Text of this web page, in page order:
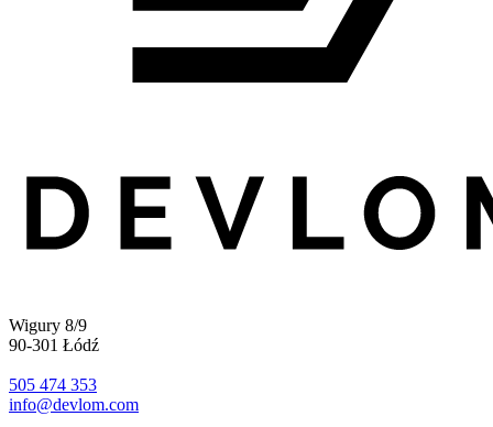
Wigury 8/9
90-301 Łódź
505 474 353
info@devlom.com